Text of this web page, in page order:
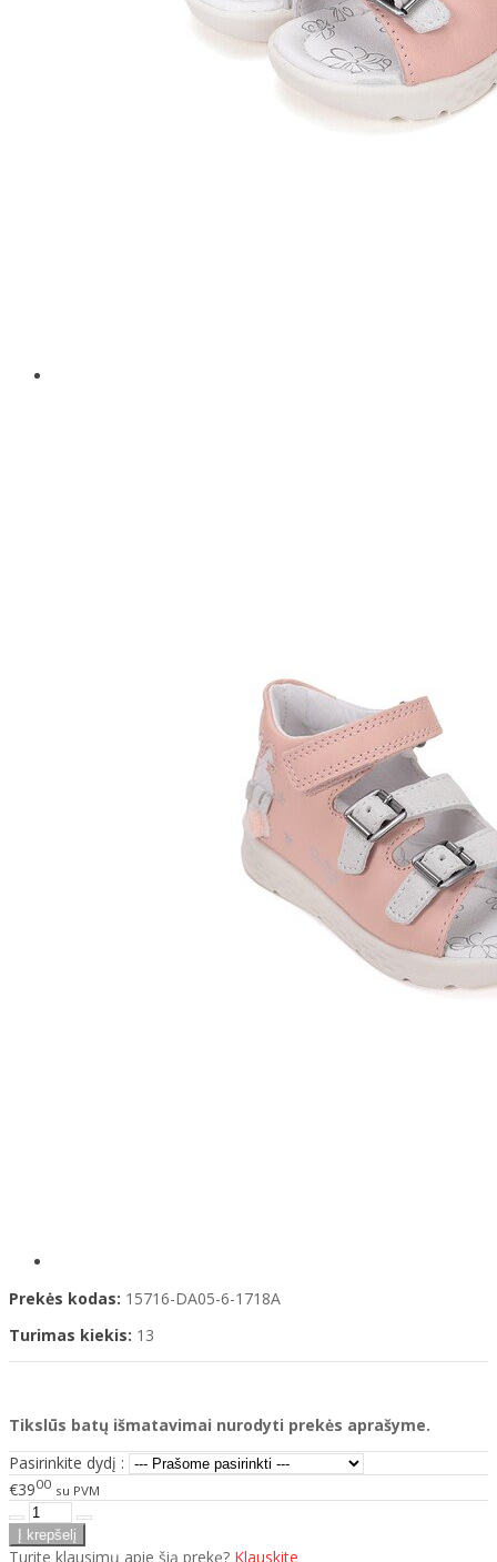
Prekės kodas: 15716-DA05-6-1718A
Turimas kiekis: 13
Tikslūs batų išmatavimai nurodyti prekės aprašyme.
Pasirinkite dydį :
€3900 su PVM
Turite klausimų apie šią prekę? Klauskite